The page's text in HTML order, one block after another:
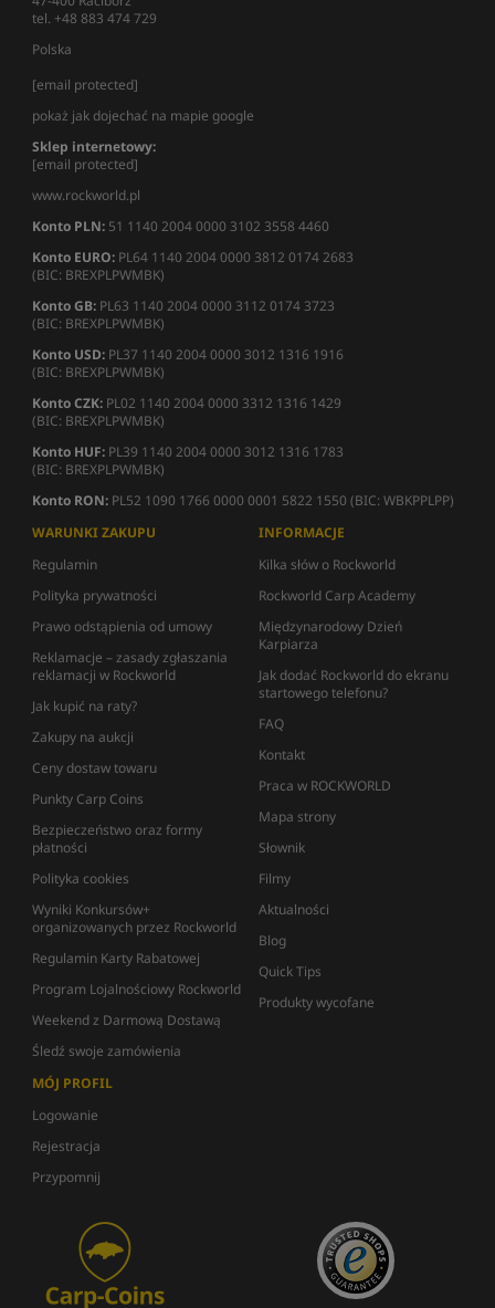
tel. +48 883 474 729
Polska
[email protected]
pokaż jak dojechać na mapie google
Sklep internetowy:
[email protected]
www.rockworld.pl
Konto PLN: 51 1140 2004 0000 3102 3558 4460
Konto EURO: PL64 1140 2004 0000 3812 0174 2683
(BIC: BREXPLPWMBK)
Konto GB: PL63 1140 2004 0000 3112 0174 3723
(BIC: BREXPLPWMBK)
Konto USD: PL37 1140 2004 0000 3012 1316 1916
(BIC: BREXPLPWMBK)
Konto CZK: PL02 1140 2004 0000 3312 1316 1429
(BIC: BREXPLPWMBK)
Konto HUF: PL39 1140 2004 0000 3012 1316 1783
(BIC: BREXPLPWMBK)
Konto RON: PL52 1090 1766 0000 0001 5822 1550 (BIC: WBKPPLPP)
WARUNKI ZAKUPU
Regulamin
Polityka prywatności
Prawo odstąpienia od umowy
Reklamacje – zasady zgłaszania
reklamacji w Rockworld
Jak kupić na raty?
Zakupy na aukcji
Ceny dostaw towaru
Punkty Carp Coins
Bezpieczeństwo oraz formy
płatności
Polityka cookies
Wyniki Konkursów+
organizowanych przez Rockworld
Regulamin Karty Rabatowej
Program Lojalnościowy Rockworld
Weekend z Darmową Dostawą
Śledź swoje zamówienia
INFORMACJE
Kilka słów o Rockworld
Rockworld Carp Academy
Międzynarodowy Dzień
Karpiarza
Jak dodać Rockworld do ekranu
startowego telefonu?
FAQ
Kontakt
Praca w ROCKWORLD
Mapa strony
Słownik
Filmy
Aktualności
Blog
Quick Tips
Produkty wycofane
MÓJ PROFIL
Logowanie
Rejestracja
Przypomnij